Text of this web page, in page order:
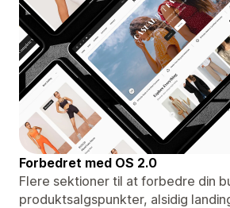
Forbedret med OS 2.0
Flere sektioner til at forbedre din
produktsalgspunkter, alsidig